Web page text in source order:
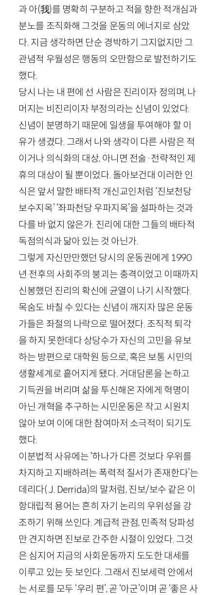
과 아(我)를 명확히 구분하고 적을 향한 적개심과
분노를 조직화해 그것을 운동의 에너지로 삼았
다. 지금 생각하면 단순 경박하기 그지없지만 그
관념적 우월성은 행동의 오만함으로 발전하기도
했다.
당시 나는 내 편에 선 사람은 진리이자 정의며, 나
머지는 비진리이자 부정의라는 신념이 있었다.
신념이 분명하기 때문에 일생을 투여해야 할 이
유가 생겼다. 그래서 나와 생각이 다른 사람은 적
이거나 의식화의 대상, 아니면 전술 ·전략적인 제
휴의 대상이 될 뿐이었다. 돌아보건대 이러한 인
식은 앞서 말한 배타적 개신교인처럼 ‘진보천당
보수지옥’ ‘좌파천당 우파지옥’을 설파하는 것과
다를 바 없지 않은가. 진리에 대한 그들의 배타적
독점의식과 닮아 있는 것 아닌가.
그렇게 자신만만했던 당시의 운동권에게 1990
년 전후의 사회주의 붕괴는 충격이었고 이때까지
신봉했던 진리의 확신에 균열이 나기 시작했다.
목숨도 바칠 수 있다는 신념이 깨지자 많은 운동
가들은 좌절의 나락으로 떨어졌다. 조직적 퇴각
을 하지 못한데다 상당수가 자신의 고민을 유보
하는 방편으로 대학원 등으로, 혹은 보통 시민의
생활세계로 흩어지게 됐다. 거대담론을 논하고
기득권을 버리며 삶을 투신해온 자에게 혁명이
아닌 개혁을 추구하는 시민운동은 작고 시원치
않아 보여 이에 대한 참여마저 소극적이 되기도
했다.
이분법적 사유에는 ‘하나가 다른 것보다 우위를
차지하고 지배하려는 폭력적 질서가 존재한다’는
데리다( J. Derrida)의 말처럼, 진보/보수 같은 이
항대립적 용어는 흔히 자기 논리의 우위성을 강
조하기 위해 쓰인다. 계급적 관점, 민족적 당파성
만 견지하면 진보로 간주한 시절이 있었다. 그것
은 심지어 지금의 사회운동까지 도도한 대세를
이루고 있는 듯 보인다. 그래서 진보세력 안에서
는 서로를 모두 ‘우리 편’, 곧 ‘아군’이며 곧 ‘좋은 사